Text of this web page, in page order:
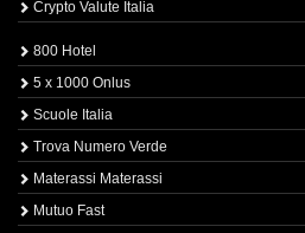
Crypto Valute Italia
800 Hotel
5 x 1000 Onlus
Scuole Italia
Trova Numero Verde
Materassi Materassi
Mutuo Fast